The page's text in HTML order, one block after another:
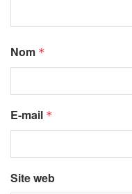
Nom *
E-mail *
Site web